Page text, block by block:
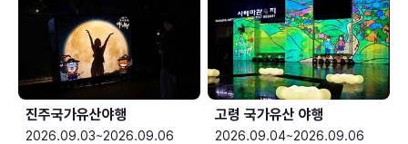
진주국가유산야행
2026.09.03~2026.09.06
고령 국가유산 야행
2026.09.04~2026.09.06